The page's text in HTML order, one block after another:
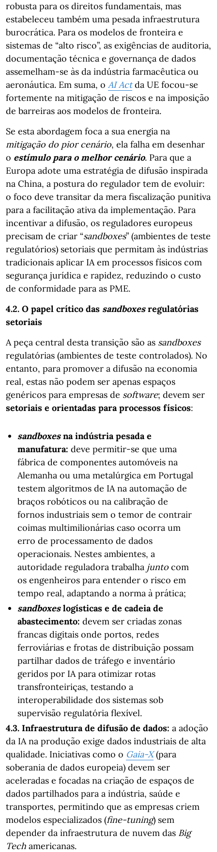
robusta para os direitos fundamentais, mas
estabeleceu também uma pesada infraestrutura
burocrática. Para os modelos de fronteira e
sistemas de “alto risco”, as exigências de auditoria,
documentação técnica e governança de dados
assemelham-se às da indústria farmacêutica ou
aeronáutica. Em suma, o AI Actda UE focou-se
fortemente na mitigação de riscos e na imposição
de barreiras aos modelos de fronteira.
Se esta abordagem foca a sua energia na
mitigação do pior cenário, ela falha em desenhar
o estímulo para o melhor cenário. Para que a
Europa adote uma estratégia de difusão inspirada
na China, a postura do regulador tem de evoluir:
o foco deve transitar da mera fiscalização punitiva
para a facilitação ativa da implementação. Para
incentivar a difusão, os reguladores europeus
precisam de criar “sandboxes” (ambientes de teste
regulatórios) setoriais que permitam às indústrias
tradicionais aplicar IA em processos físicos com
segurança jurídica e rapidez, reduzindo o custo
de conformidade para as PME.
4.2. O papel crítico das sandboxesregulatórias
setoriais
A peça central desta transição são as sandboxes
regulatórias (ambientes de teste controlados). No
entanto, para promover a difusão na economia
real, estas não podem ser apenas espaços
genéricos para empresas de software; devem ser
setoriais e orientadas para processos físicos:
sandboxesna indústria pesada e
manufatura: deve permitir-se que uma
fábrica de componentes automóveis na
Alemanha ou uma metalúrgica em Portugal
testem algoritmos de IA na automação de
braços robóticos ou na calibração de
fornos industriais sem o temor de contrair
coimas multimilionárias caso ocorra um
erro de processamento de dados
operacionais. Nestes ambientes, a
autoridade reguladora trabalha junto com
os engenheiros para entender o risco em
tempo real, adaptando a norma à prática;
sandboxeslogísticas e de cadeia de
abastecimento: devem ser criadas zonas
francas digitais onde portos, redes
ferroviárias e frotas de distribuição possam
partilhar dados de tráfego e inventário
geridos por IA para otimizar rotas
transfronteiriças, testando a
interoperabilidade dos sistemas sob
supervisão regulatória flexível.
4.3. Infraestrutura de difusão de dados: a adoção
da IA na produção exige dados industriais de alta
qualidade. Iniciativas como o Gaia-X(para
soberania de dados europeia) devem ser
aceleradas e focadas na criação de espaços de
dados partilhados para a indústria, saúde e
transportes, permitindo que as empresas criem
modelos especializados (fine-tuning) sem
depender da infraestrutura de nuvem das Big
Tech americanas.